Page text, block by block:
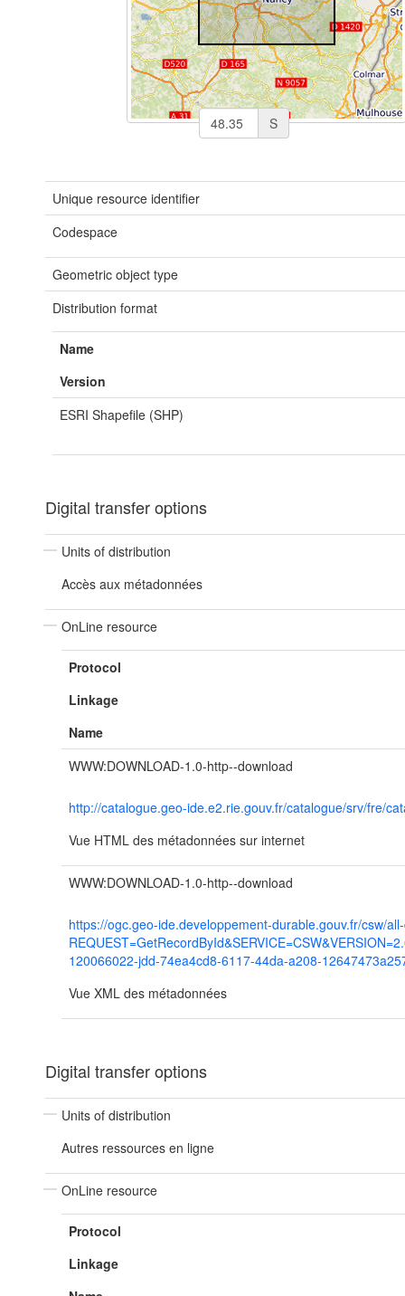
S
Unique resource identifier
Codespace
Geometric object type
Distribution format
Name
Version
ESRI Shapefile (SHP)
Digital transfer options
Units of distribution
Accès aux métadonnées
OnLine resource
Protocol
Linkage
Name
WWW:DOWNLOAD-1.0-http--download
http://catalogue.geo-ide.e2.rie.gouv.fr/catalogue/srv/fre/
Vue HTML des métadonnées sur internet
WWW:DOWNLOAD-1.0-http--download
https://ogc.geo-ide.developpement-durable.gouv.fr/csw/
120066022-jdd-74ea4cd8-6117-44da-a208-
Vue XML des métadonnées
Digital transfer options
Units of distribution
Autres ressources en ligne
OnLine resource
Protocol
Linkage